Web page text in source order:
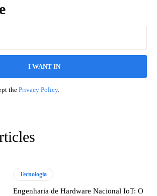
I WANT IN
thePrivacy Policy.
Tecnologia
Engenharia de Hardware Nacional IoT: O